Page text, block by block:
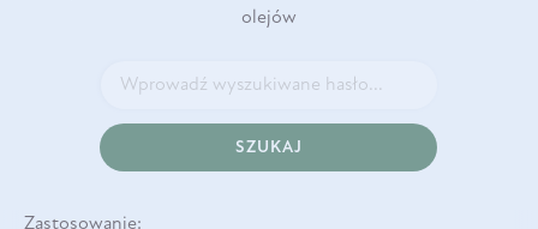
olejów
SZUKAJ
Zastosowanie: